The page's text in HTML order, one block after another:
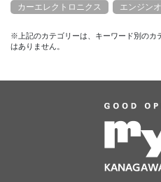
カーエレクトロニクス エンジン
※上記のカテゴリーは、キーワード別のカ
はありません。